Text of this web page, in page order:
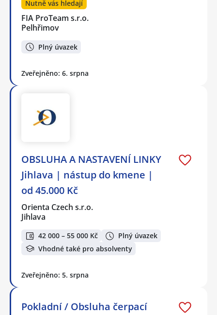
Nutně vás hledají
FIA ProTeam s.r.o.
Pelhřimov
Plný úvazek
Zveřejněno: 6. srpna
OBSLUHA A NASTAVENÍ LINKY
Jihlava | nástup do kmene |
od 45.000 Kč
Orienta Czech s.r.o.
Jihlava
42 000 – 55 000 Kč
Plný úvazek
Vhodné také pro absolventy
Zveřejněno: 5. srpna
Pokladní / Obsluha čerpací